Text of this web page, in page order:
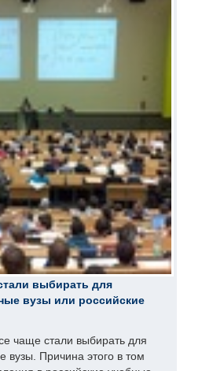
выбирать для
вузы или российские
чаще стали выбирать для
вузы. Причина этого в том